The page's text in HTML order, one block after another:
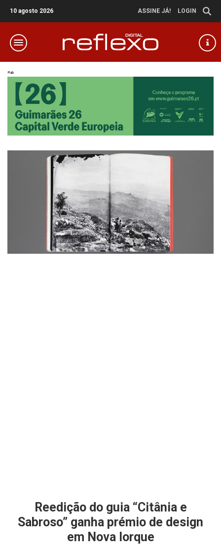
10 agosto 2026 ASSINE JÁ! LOGIN
Pub
Reedição do guia “Citânia e
Sabroso” ganha prémio de design
em Nova Iorque